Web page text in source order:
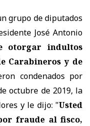
n grupo de diputados
José Antonio
otorgar indultos
Carabineros y de
condenados por
octubre de 2019, la
y le dijo: "Usted
fraude al fisco,